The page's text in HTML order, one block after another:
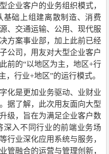
企业客户的业务组织模式，
础上组建离散制造、消费
、交通运输、公用、现代服
方案事业部，加上此前已经
公司，用友对大型企业客户
前的“以地区为主，地区+行
，行业+地区”的运行模式。
化是更加业务驱动、业财业
据了解，此次用友面向大型
级，旨在为满足企业客户数
深入不同行业的前端业务场
行业深化应用系统与服务，
管融合的运营与管理创新，